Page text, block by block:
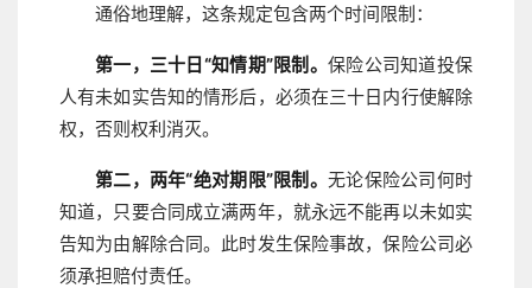
通俗地理解，这条规定包含两个时间限制：
第一，三十日“知情期”限制。 保险公司知道投保
人有未如实告知的情形后，必须在三十日内行使解除
权，否则权利消灭。
第二，两年“绝对期限”限制。 无论保险公司何时
知道，只要合同成立满两年，就永远不能再以未如实
告知为由解除合同。此时发生保险事故，保险公司必
须承担赔付责任。